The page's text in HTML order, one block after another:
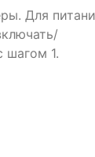
Для
шагом 1.